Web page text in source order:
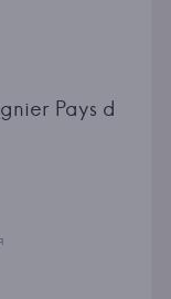
Pays d